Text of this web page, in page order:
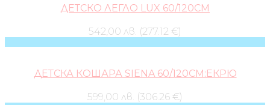
ДЕТСКО ЛЕГЛО LUX 60/120СМ
542,00 лв. (277.12 €)
ДЕТСКА КОШАРА SIENA 60/120СМ:ЕКРЮ
599,00 лв. (306.26 €)